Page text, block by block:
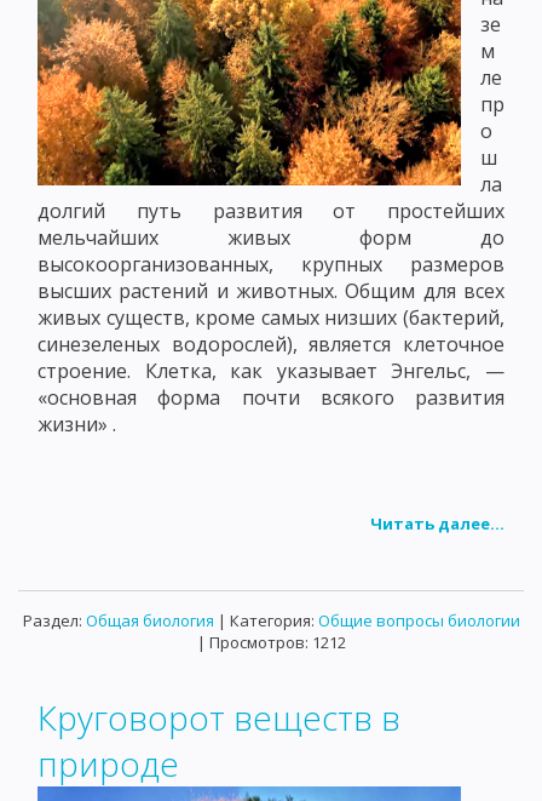
зе
м
ле
пр
о
ш
ла
долгий путь развития от простейших
мельчайших живых форм до
высокоорганизованных, крупных размеров
высших растений и животных. Общим для всех
живых существ, кроме самых низших (бактерий,
синезеленых водорослей), является клеточное
строение. Клетка, как указывает Энгельс, —
«основная форма почти всякого развития
жизни» .
Читать далее...
Раздел: Общая биология | Категория: Общие вопросы биологии
| Просмотров: 1212
Круговорот веществ в
природе